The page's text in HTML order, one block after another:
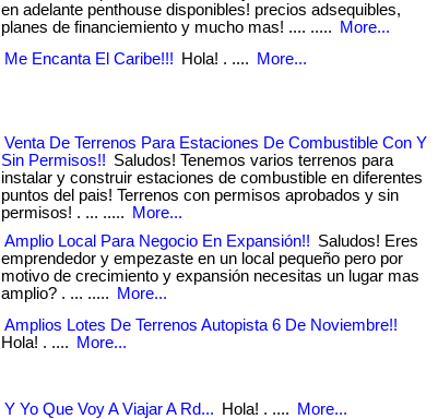
en adelante penthouse disponibles! precios adsequibles,
planes de financiemiento y mucho mas! .... .....
More...
Me Encanta El Caribe!!!
Hola! . .... More...
Venta De Terrenos Para Estaciones De Combustible Con Y
Sin Permisos!! Saludos! Tenemos varios terrenos para
instalar y construir estaciones de combustible en diferentes
puntos del pais! Terrenos con permisos aprobados y sin
permisos! . ... .....
More...
Amplio Local Para Negocio En Expansión!! Saludos! Eres
emprendedor y empezaste en un local pequeño pero por
motivo de crecimiento y expansión necesitas un lugar mas
amplio? . ... .....
More...
Amplios Lotes De Terrenos Autopista 6 De Noviembre!!
Hola! . ....
More...
Y Yo Que Voy A Viajar A Rd... Hola! . .... More...